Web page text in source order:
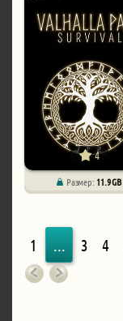
4
Размер: 11.9 GB
1 ... 3 4